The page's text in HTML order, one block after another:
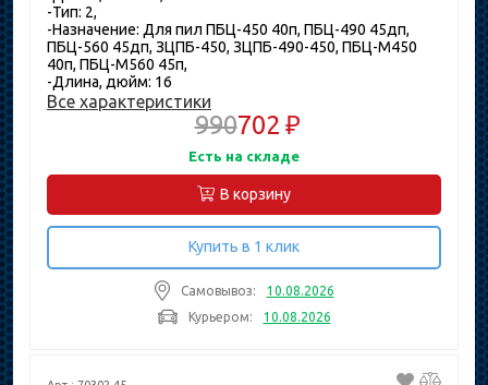
-Тип: 2,
-Назначение: Для пил ПБЦ-450 40п, ПБЦ-490 45дп,
ПБЦ-560 45дп, ЗЦПБ-450, ЗЦПБ-490-450, ПБЦ-М450
40п, ПБЦ-М560 45п,
-Длина, дюйм: 16
Все характеристики
990702 ₽
Есть на складе
В корзину
Купить в 1 клик
Самовывоз:
10.08.2026
Курьером:
10.08.2026